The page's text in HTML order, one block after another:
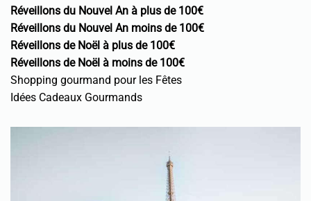
Réveillons du Nouvel An à plus de 100€
Réveillons du Nouvel An moins de 100€
Réveillons de Noël à plus de 100€
Réveillons de Noël à moins de 100€
Shopping gourmand pour les Fêtes
Idées Cadeaux Gourmands